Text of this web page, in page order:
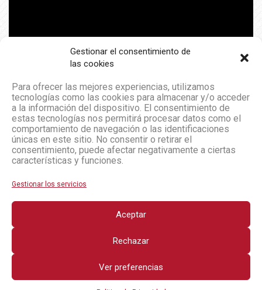
Gestionar el consentimiento de
las cookies
Para ofrecer las mejores experiencias, utilizamos
tecnologías como las cookies para almacenar y/o acceder
a la información del dispositivo. El consentimiento de
estas tecnologías nos permitirá procesar datos como el
comportamiento de navegación o las identificaciones
únicas en este sitio. No consentir o retirar el
consentimiento, puede afectar negativamente a ciertas
características y funciones.
Gestionar los servicios
Aceptar
Rechazar
Ver preferencias